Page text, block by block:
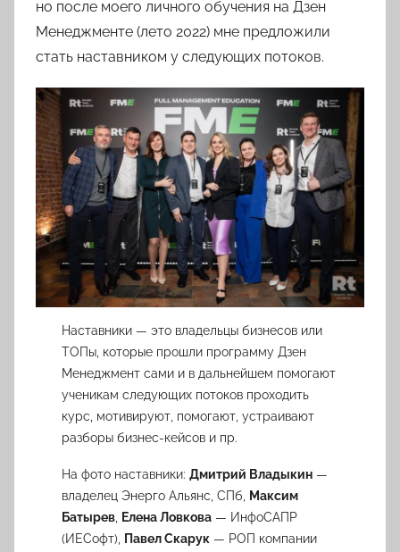
но после моего личного обучения на Дзен
Менеджменте (лето 2022) мне предложили
стать наставником у следующих потоков.
Наставники — это владельцы бизнесов или
ТОПы, которые прошли программу Дзен
Менеджмент сами и в дальнейшем помогают
ученикам следующих потоков проходить
курс, мотивируют, помогают, устраивают
разборы бизнес-кейсов и пр.
На фото наставники:Дмитрий Владыкин —
владелец Энерго Альянс, СПб,
Максим
Батырев
Елена Ловкова — ИнфоСАПР
(ИЕСофт),
Павел Скарук — РОП компании